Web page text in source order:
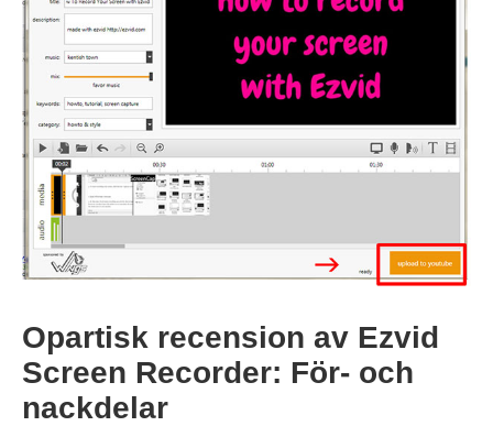
Opartisk recension av Ezvid
Screen Recorder: För- och
nackdelar